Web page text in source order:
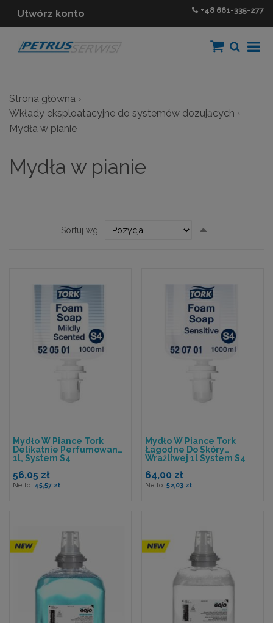
Utwórz konto +48 661-335-277
Strona główna
Wkłady eksploatacyjne do systemów dozujących
Mydła w pianie
Mydła w pianie
Sortuj wg
kierunek
Mydło W Piance Tork
Delikatnie Perfumowane
1l, System S4
56,05 zł
45,57 zł
Mydło W Piance Tork
Łagodne Do Skóry
Wrażliwej 1l System S4
64,00 zł
52,03 zł